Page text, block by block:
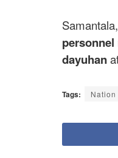
personnel
dayuhan
Tags: Nation